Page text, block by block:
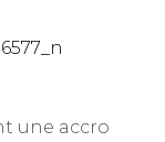
une accro